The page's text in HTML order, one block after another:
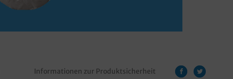
Informationen zur Produktsicherheit